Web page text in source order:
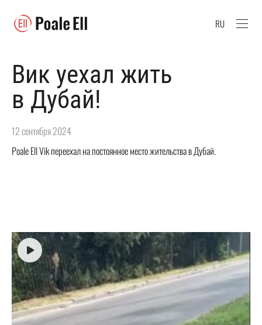
RU
Вик уехал жить
в Дубай!
12 сентября 2024
Poale Ell Vik переехал на постоянное место жительства в Дубай.